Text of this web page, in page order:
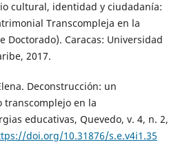
cultural, identidad y ciudadanía:
Transcompleja en la
Doctorado). Caracas: Universidad
2017.
Deconstrucción: un
transcomplejo en la
educativas, Quevedo, v. 4, n. 2,
doi.org/10.31876/s.e.v4i1.35